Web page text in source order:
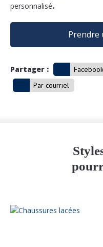
personnalisé.
Prendre
Partager : Facebook
Par courriel